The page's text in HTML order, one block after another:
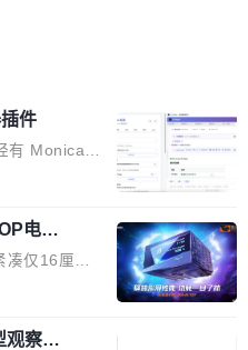
件
有 Monica、
浏览器插件
得这个问题
开发者的。
览器插件。
，弹出解
都是同一类
电
打造旗
仅16厘米
科技近日正
力平台打
观察：